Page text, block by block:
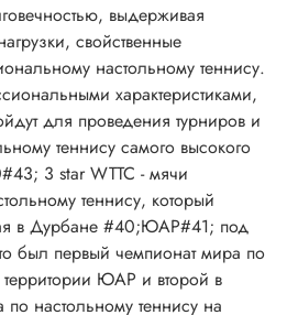
выдерживая
свойственные
настольному теннису.
характеристиками,
для проведения турниров и
теннису самого высокого
теннису, который
в Дурбане #40;ЮАР#41; под
был первый чемпионат мира по
территории ЮАР и второй в
настольному теннису на